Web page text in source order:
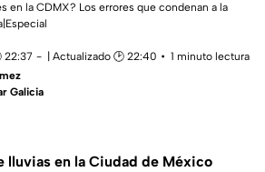
en la CDMX? Los errores que condenan a la
22:37 | Actualizado 🕑 22:40
1 minuto lectura
Galicia
lluvias en la Ciudad de México